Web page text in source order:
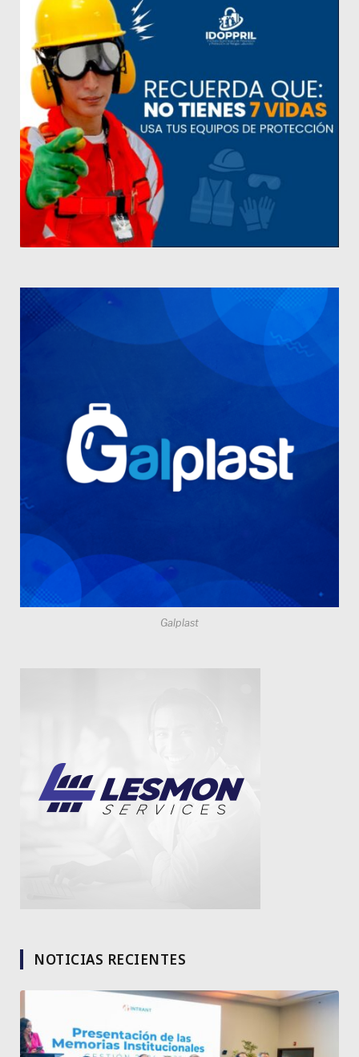
Galplast
NOTICIAS RECIENTES